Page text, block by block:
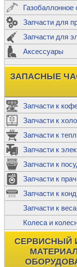
Газобаллонное
Запчасти для
Запчасти для
Аксессуары
ЗАПАСНЫЕ
Запчасти к
Запчасти к
Запчасти к
Запчасти к
Запчасти к
Запчасти к
Запчасти к
Запчасти к
Колеса и
СЕРВИСНЫЙ